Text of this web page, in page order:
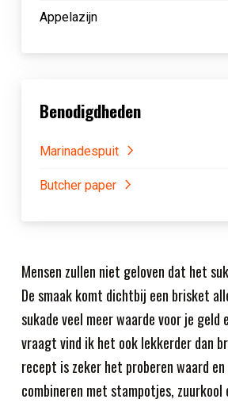
Mensen zullen niet geloven dat het
De smaak komt dichtbij een brisket
sukade veel meer waarde voor je geld
vraagt vind ik het ook lekkerder dan
recept is zeker het proberen waard
combineren met stampotjes, zuurkool
Appelazijn
Benodigdheden
Marinadespuit
Butcher paper